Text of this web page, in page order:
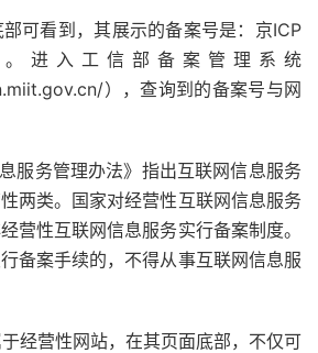
可看到，其展示的备案号是：京ICP
。进入工信部备案管理系统
），查询到的备案号与网
服务管理办法》指出互联网信息服务
两类。国家对经营性互联网信息服务
营性互联网信息服务实行备案制度。
备案手续的，不得从事互联网信息服
经营性网站，在其页面底部，不仅可